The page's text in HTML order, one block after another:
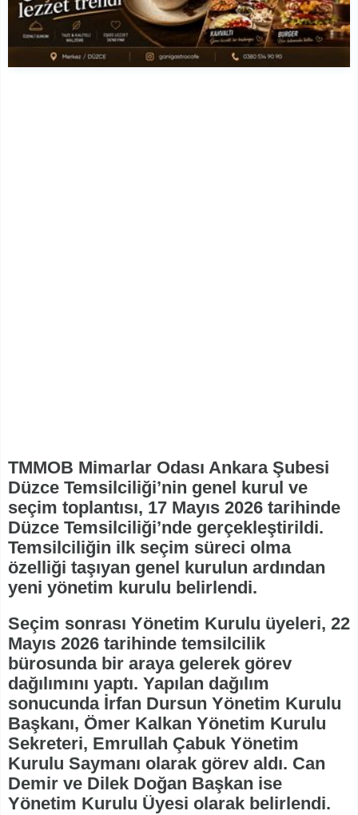
TMMOB Mimarlar Odası Ankara Şubesi
Düzce Temsilciliği’nin genel kurul ve
seçim toplantısı, 17 Mayıs 2026 tarihinde
Düzce Temsilciliği’nde gerçekleştirildi.
Temsilciliğin ilk seçim süreci olma
özelliği taşıyan genel kurulun ardından
yeni yönetim kurulu belirlendi.
Seçim sonrası Yönetim Kurulu üyeleri, 22
Mayıs 2026 tarihinde temsilcilik
bürosunda bir araya gelerek görev
dağılımını yaptı. Yapılan dağılım
sonucunda İrfan Dursun Yönetim Kurulu
Başkanı, Ömer Kalkan Yönetim Kurulu
Sekreteri, Emrullah Çabuk Yönetim
Kurulu Saymanı olarak görev aldı. Can
Demir ve Dilek Doğan Başkan ise
Yönetim Kurulu Üyesi olarak belirlendi.